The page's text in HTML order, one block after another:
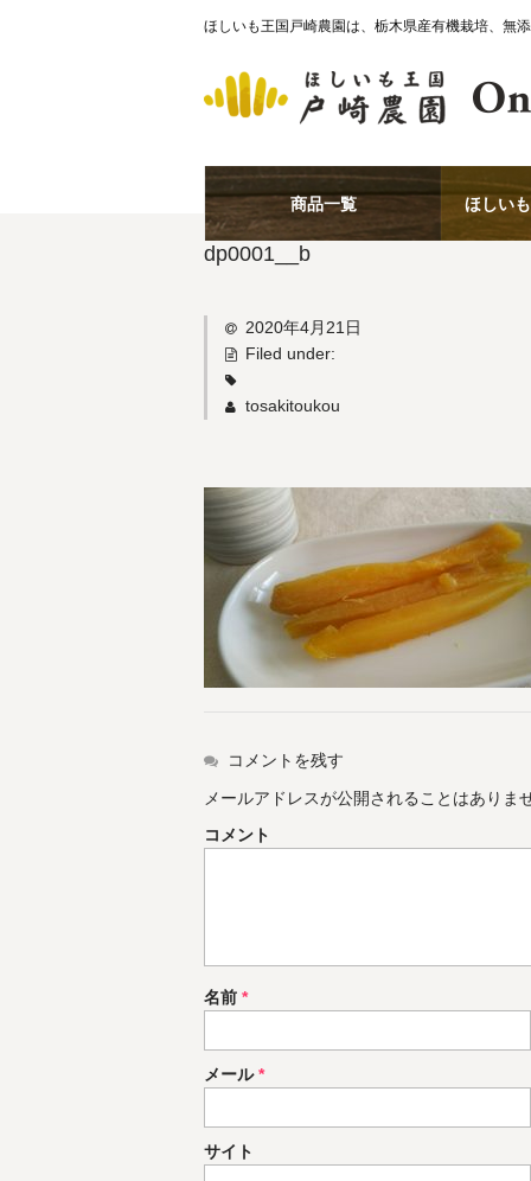
ほしいも王国戸崎農園は、栃木県産有機栽培、無
商品一覧 ほしいも
dp0001__b
2020年4月21日
Filed under:
tosakitoukou
コメントを残す
メールアドレスが公開されることはありま
コメント
名前 *
メール*
サイト